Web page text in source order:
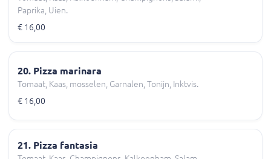
Paprika, Uien.
€ 16,00
20. Pizza marinara
Tomaat, Kaas, mosselen, Garnalen, Tonijn, Inktvis.
€ 16,00
21. Pizza fantasia